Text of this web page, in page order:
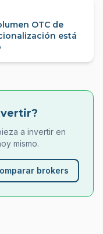
OTC de
está
a invertir en
mismo.
brokers